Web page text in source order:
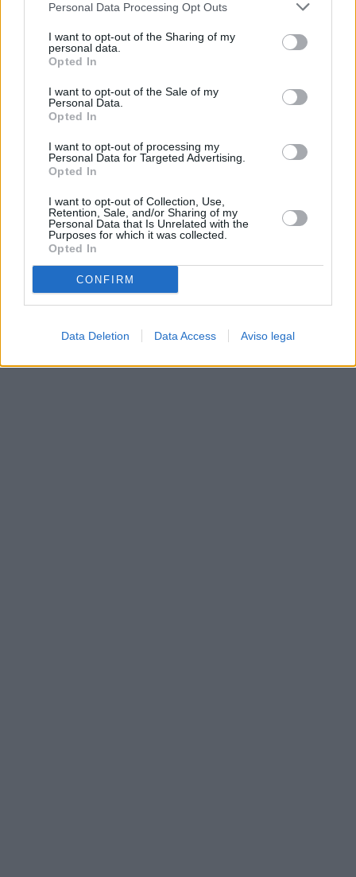
negar su consentimiento. Tenga en cuenta que algún
de su consentimiento, pero usted tiene el derecho de
rechazar tal procesamiento. Sus preferencias se aplicarán
cualquier momento entrando de nuevo en este sitio web o
visitando nuestra política de privacidad.
Personal Data Processing Opt Outs
I want to opt-out of the Sharing of my
personal data.
Opted In
I want to opt-out of the Sale of my
Personal Data.
Opted In
I want to opt-out of processing my
Personal Data for Targeted Advertising.
Opted In
I want to opt-out of Collection, Use,
Retention, Sale, and/or Sharing of my
Personal Data that Is Unrelated with the
Purposes for which it was collected.
Opted In
CONFIRM
Data Deletion Data Access Aviso legal